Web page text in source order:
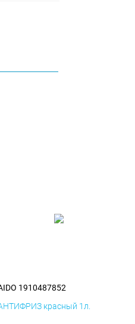
1910487852
красный 1л.